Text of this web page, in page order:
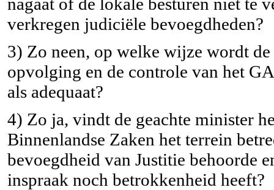
verkregen judiciële bevoegdheden?
3) Zo neen, op welke wijze wordt
opvolging en de controle van het
als adequaat?
4) Zo ja, vindt de geachte minister
Binnenlandse Zaken het terrein
bevoegdheid van Justitie behoorde
inspraak noch betrokkenheid heeft?